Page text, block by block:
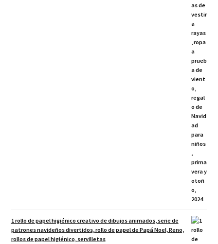
1 rollo de papel higiénico creativo de dibujos animados, serie de
patrones navideños divertidos, rollo de papel de Papá Noel, Reno,
rollos de papel higiénico, servilletas